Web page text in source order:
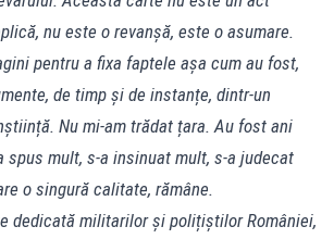
nu este o revanșă, este o asumare.
pentru a fixa faptele așa cum au fost,
de timp și de instanțe, dintr-un
Nu mi-am trădat țara. Au fost ani
spus mult, s-a insinuat mult, s-a judecat
o singură calitate, rămâne.
dedicată militarilor și polițiștilor României,